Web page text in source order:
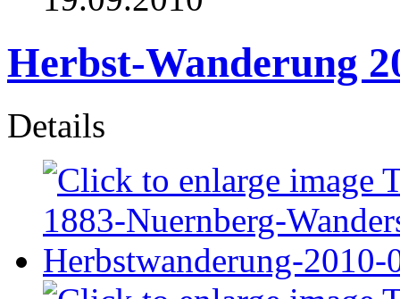
Herbst-Wanderung
Details